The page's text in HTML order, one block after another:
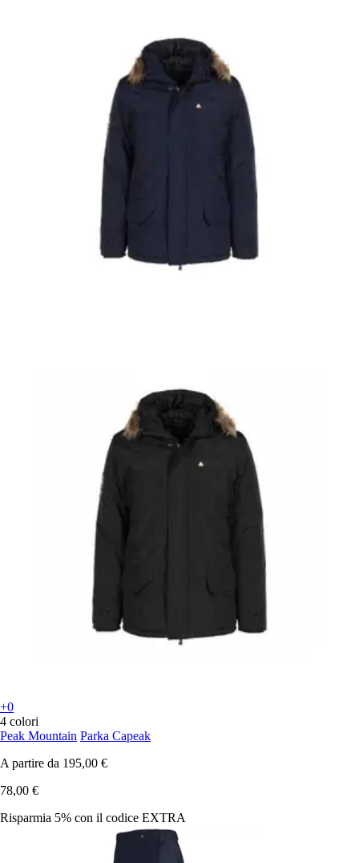
+0
4 colori
Peak Mountain Parka Capeak
A partire da 195,00 €
78,00 €
Risparmia 5% con il codice EXTRA